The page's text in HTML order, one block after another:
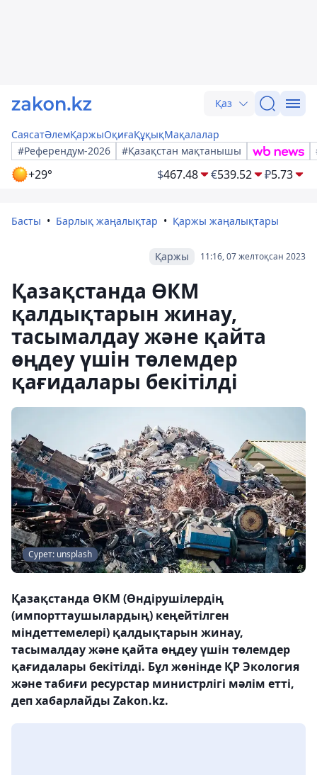
Қаз
СаясатӘлемҚаржыОқиғаҚұқықМақалалар
#Референдум-2026
#Қазақстан мақтанышы
+29° $467.48 €539.52 ₽5.73
Басты Барлық жаңалықтар Қаржы жаңалықтары
11:16, 07 желтоқсан 2023
Қаржы
Қазақстанда ӨКМ
қалдықтарын жинау,
тасымалдау және қайта
өңдеу үшін төлемдер
қағидалары бекітілді
Сурет: unsplash
Қазақстанда ӨКМ (Өндірушілердің
(импорттаушылардың) кеңейтілген
міндеттемелері) қалдықтарын жинау,
тасымалдау және қайта өңдеу үшін төлемдер
қағидалары бекітілді. Бұл жөнінде ҚР Экология
және табиғи ресурстар министрлігі мәлім етті,
деп хабарлайды Zakon.kz.